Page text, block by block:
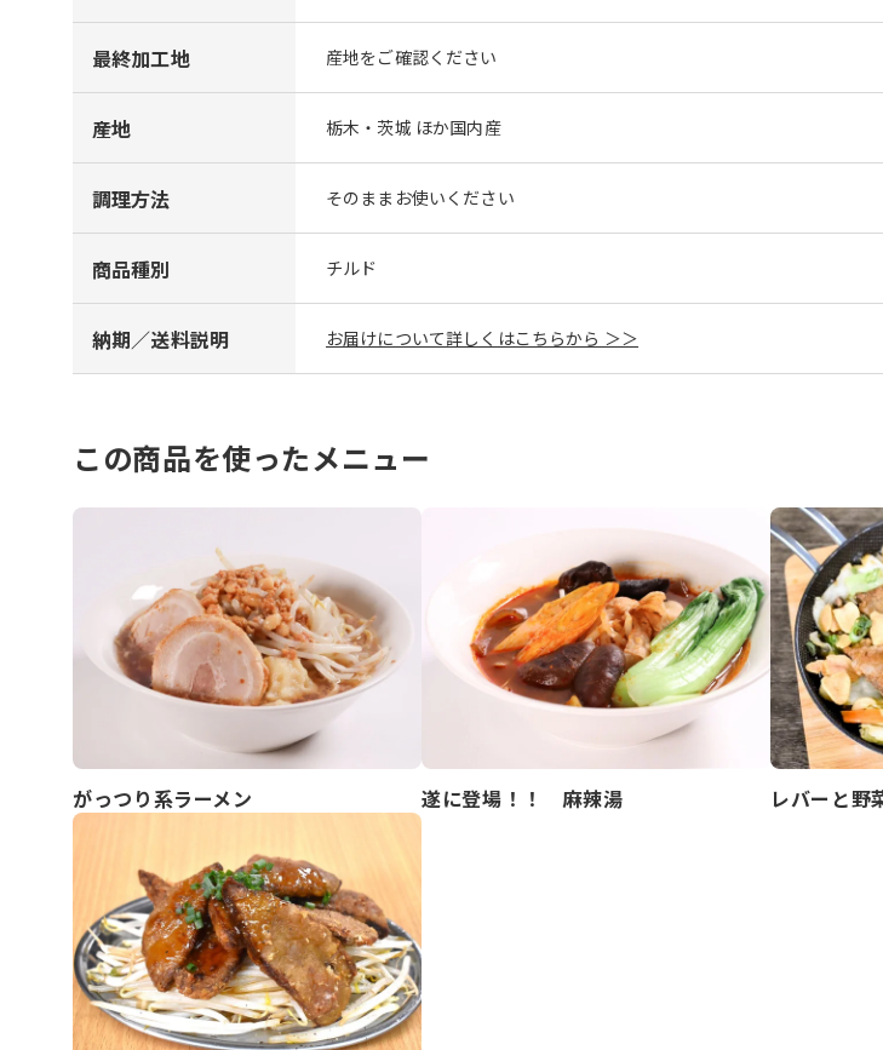
最終加工地 産地をご確認ください
産地 栃木・茨城 ほか国内産
調理方法 そのままお使いください
商品種別 チルド
納期／送料説明 お届けについて詳しくはこちらから ＞＞
この商品を使ったメニュー
がっつり系ラーメン 遂に登場！！ 麻辣湯 レバーと野